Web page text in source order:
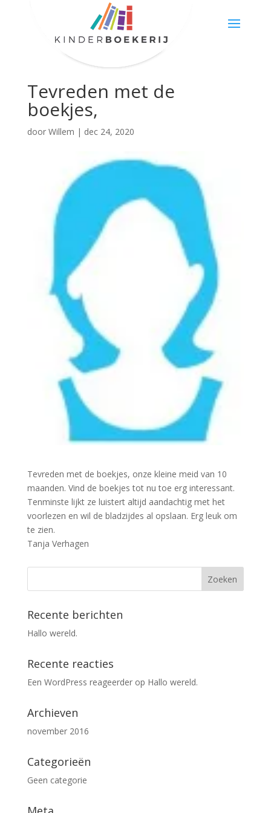
Tevreden met de
boekjes,
door Willem | dec 24, 2020
Tevreden met de boekjes, onze kleine meid van 10
maanden. Vind de boekjes tot nu toe erg interessant.
Tenminste lijkt ze luistert altijd aandachtig met het
voorlezen en wil de bladzijdes al opslaan. Erg leuk om
te zien.
Tanja Verhagen
Recente berichten
Hallo wereld.
Recente reacties
Een WordPress reageerderop Hallo wereld.
Archieven
november 2016
Categorieën
Geen categorie